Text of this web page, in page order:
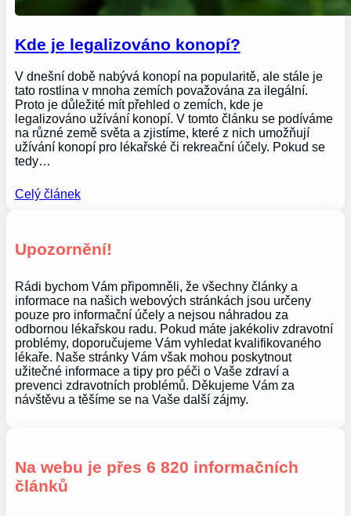
Kde je legalizováno konopí?
V dnešní době nabývá konopí na popularitě, ale stále je
tato rostlina v mnoha zemích považována za ilegální.
Proto je důležité mít přehled o zemích, kde je
legalizováno užívání konopí. V tomto článku se podíváme
na různé země světa a zjistíme, které z nich umožňují
užívání konopí pro lékařské či rekreační účely. Pokud se
tedy…
Celý článek
Upozornění!
Rádi bychom Vám připomněli, že všechny články a
informace na našich webových stránkách jsou určeny
pouze pro informační účely a nejsou náhradou za
odbornou lékařskou radu. Pokud máte jakékoliv zdravotní
problémy, doporučujeme Vám vyhledat kvalifikovaného
lékaře. Naše stránky Vám však mohou poskytnout
užitečné informace a tipy pro péči o Vaše zdraví a
prevenci zdravotních problémů. Děkujeme Vám za
návštěvu a těšíme se na Vaše další zájmy.
Na webu je přes 6 820 informačních
článků